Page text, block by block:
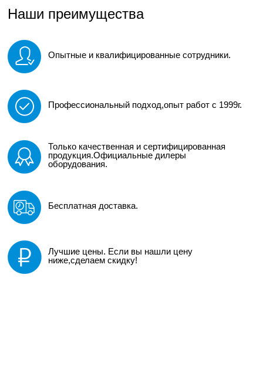
Наши преимущества
Опытные и квалифицированные сотрудники.
Профессиональный подход,опыт работ с 1999г.
Только качественная и сертифицированная
продукция.Официальные дилеры
оборудования.
Бесплатная доставка.
Лучшие цены. Если вы нашли цену
ниже,сделаем скидку!